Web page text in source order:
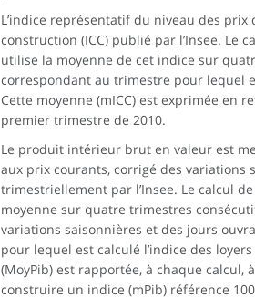
L’indice représentatif du niveau des
construction (ICC) publié par l’Insee. Le
utilise la moyenne de cet indice sur
correspondant au trimestre pour lequel
Cette moyenne (mICC) est exprimée en
premier trimestre de 2010.
Le produit intérieur brut en valeur est
aux prix courants, corrigé des variations
trimestriellement par l’Insee. Le calcul
moyenne sur quatre trimestres
variations saisonnières et des jours
pour lequel est calculé l’indice des
(MoyPib) est rapportée, à chaque
construire un indice (mPib) référence